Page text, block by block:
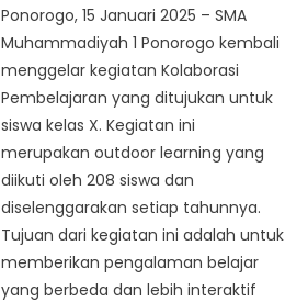
Ponorogo, 15 Januari 2025 – SMA
Muhammadiyah 1 Ponorogo kembali
menggelar kegiatan Kolaborasi
Pembelajaran yang ditujukan untuk
siswa kelas X. Kegiatan ini
merupakan outdoor learning yang
diikuti oleh 208 siswa dan
diselenggarakan setiap tahunnya.
Tujuan dari kegiatan ini adalah untuk
memberikan pengalaman belajar
yang berbeda dan lebih interaktif